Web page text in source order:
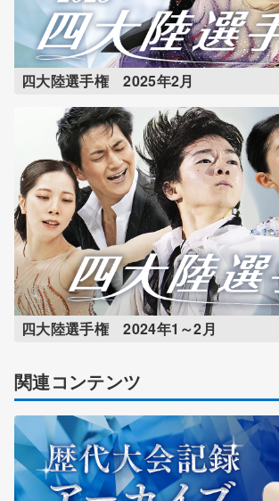
四大陸選手権 2025年2月
四大陸選手権 2024年1～2月
関連コンテンツ